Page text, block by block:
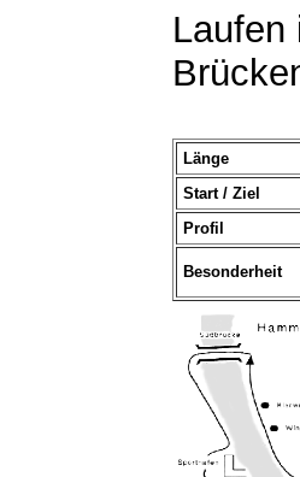
Laufen
Länge
Start / Ziel
Profil
Besonderheit